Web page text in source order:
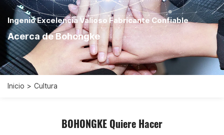
Ingenio Excelencia Valioso Fabricante Confiable
Acerca de Bohongke
Inicio Cultura
BOHONGKE Quiere Hacer